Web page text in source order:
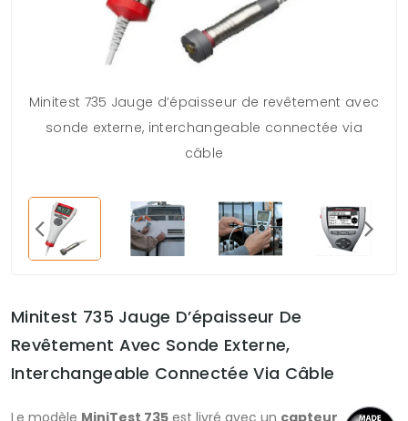
Minitest 735 Jauge d’épaisseur de revêtement avec
sonde externe, interchangeable connectée via
câble
Minitest 735 Jauge D’épaisseur De
Revêtement Avec Sonde Externe,
Interchangeable Connectée Via Câble